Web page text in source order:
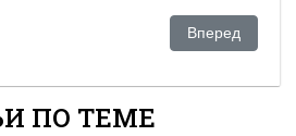
году в Астане планируется
Следующий:
Вперед
ПО ТЕМЕ